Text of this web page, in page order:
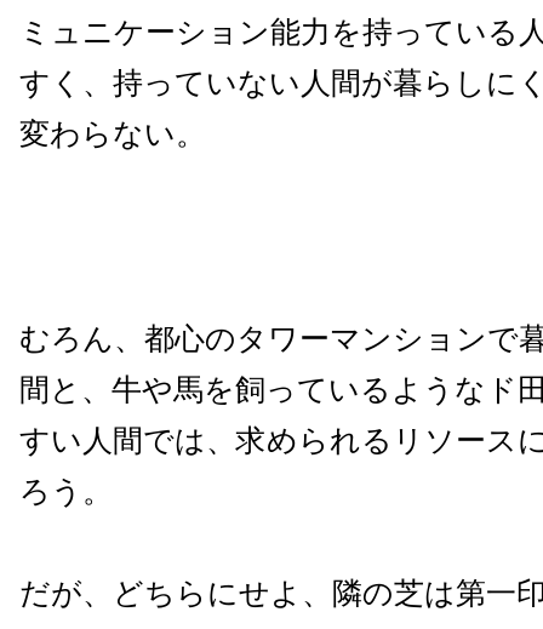
ミュニケーション能力を持っている
すく、持っていない人間が暮らしに
変わらない。
むろん、都心のタワーマンションで
間と、牛や馬を飼っているようなド
すい人間では、求められるリソース
ろう。
だが、どちらにせよ、隣の芝は第一